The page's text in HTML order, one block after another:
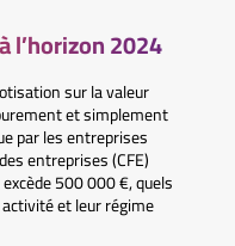
l’horizon 2024
sur la valeur
et simplement
par les entreprises
entreprises (CFE)
500 000 €, quels
et leur régime